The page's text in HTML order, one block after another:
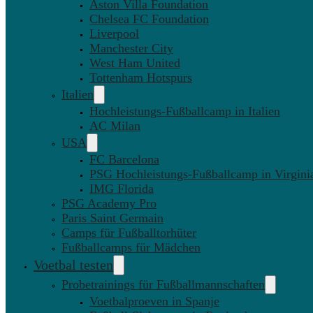
Aston Villa Foundation
Chelsea FC Foundation
Liverpool
Manchester City
West Ham United
Tottenham Hotspurs
Italien
Hochleistungs-Fußballcamp in Italien
AC Milan
USA
FC Barcelona
PSG Hochleistungs-Fußballcamp in
IMG Florida
PSG Academy Pro
Paris Saint Germain
Camps für Fußballtorhüter
Fußballcamps für Mädchen
Voetbal testen
Probetrainings für Fußballmannschaften
Voetbalproeven in Spanje